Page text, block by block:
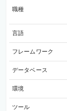
職種
言語
フレームワーク
データベース
環境
ツール